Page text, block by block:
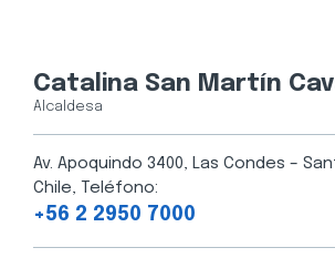
Catalina San Martín
Alcaldesa
Av. Apoquindo 3400, Las Condes –
Chile, Teléfono:
+56 2 2950 7000